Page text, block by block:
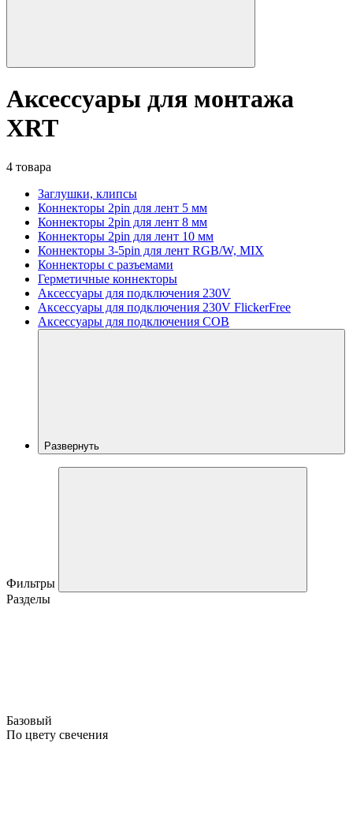
Аксессуары для монтажа
XRT
4 товара
Заглушки, клипсы
Коннекторы 2pin для лент 5 мм
Коннекторы 2pin для лент 8 мм
Коннекторы 2pin для лент 10 мм
Коннекторы 3-5pin для лент RGB/W, MIX
Коннекторы с разъемами
Герметичные коннекторы
Аксессуары для подключения 230V
Аксессуары для подключения 230V FlickerFree
Аксессуары для подключения COB
Развернуть
Фильтры
Разделы
Базовый
По цвету свечения